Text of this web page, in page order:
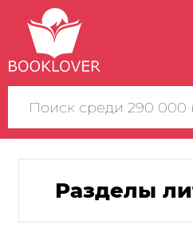
Поиск
по
сайту
Разделы